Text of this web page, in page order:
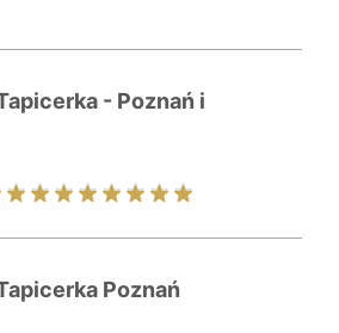
- Poznań i
Poznań